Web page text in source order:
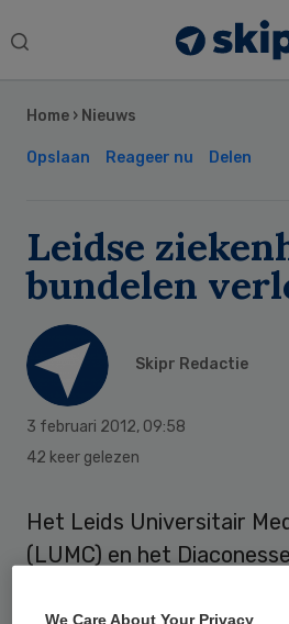
Search
Home › Nieuws
Opslaan Reageer nu Delen
Leidse
bundelen
Skipr Redactie
3 februari 2012, 09:58
42 keer gelezen
Het Leids Universitair
(LUMC) en het
Sidebar
We Care About Your Privacy